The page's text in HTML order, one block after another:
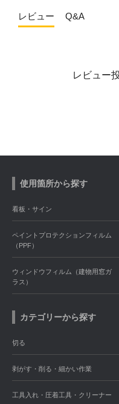
レビュー Q&A
レビュー
使用箇所から探す
看板・サイン
ペイントプロテクションフィルム
（PPF）
ウィンドウフィルム（建物用窓ガ
ラス）
カテゴリーから探す
切る
剥がす・削る・細かい作業
工具入れ・圧着工具・クリーナー